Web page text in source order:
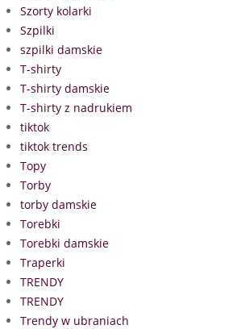
Szorty kolarki
Szpilki
szpilki damskie
T-shirty
T-shirty damskie
T-shirty z nadrukiem
tiktok
tiktok trends
Topy
Torby
torby damskie
Torebki
Torebki damskie
Traperki
TRENDY
TRENDY
Trendy w ubraniach